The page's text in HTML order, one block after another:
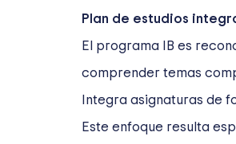
Plan de estudios
El programa IB es
comprender temas
Integra asignaturas de
Este enfoque resulta